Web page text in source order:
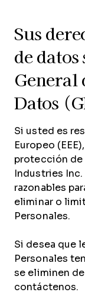
Sus
de
General
Datos
Si usted es
Europeo
protección de
Industries
razonables
eliminar o
Personales.
Si desea que
Personales
se eliminen
contáctenos.